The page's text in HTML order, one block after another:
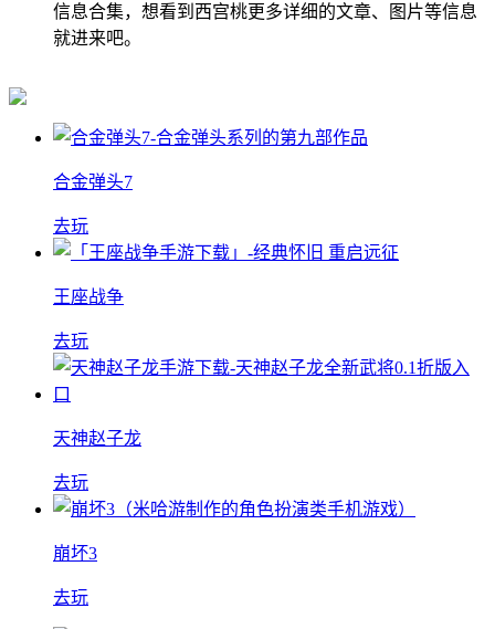
信息合集，想看到西宫桃更多详细的文章、图片等信息
就进来吧。
合金弹头7
去玩
王座战争
去玩
天神赵子龙
去玩
崩坏3
去玩